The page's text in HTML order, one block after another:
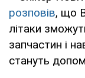
розповів, що
літаки
запчастин і
стануть